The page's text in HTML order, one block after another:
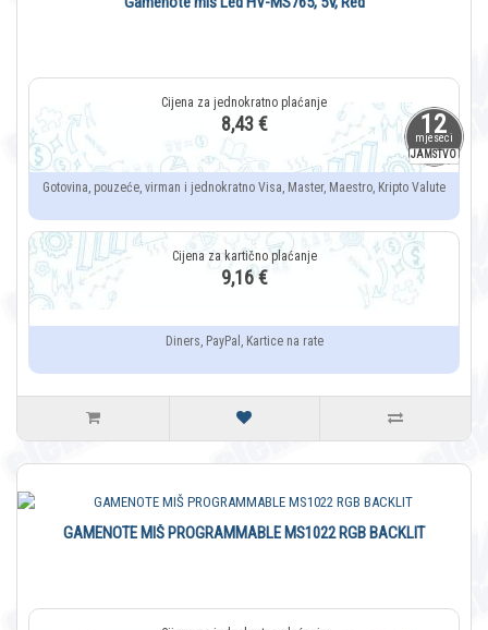
12
mjeseci
JAMSTVO
8,43 €
Gotovina, pouzeće, virman i jednokratno Visa, Master, Maestro, Kripto Valute
9,16 €
Diners, PayPal, Kartice na rate
GAMENOTE MIŠ PROGRAMMABLE MS1022 RGB BACKLIT